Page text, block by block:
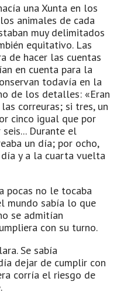
una Xunta en los
animales de cada
muy delimitados
equitativo. Las
de hacer las cuentas
en cuenta para la
todavía en la
de los detalles: «Eran
correuras; si tres, un
cinco igual que por
Durante el
un día; por ocho,
y a la cuarta vuelta
pocas no le tocaba
mundo sabía lo que
se admitían
con su turno.
Se sabía
dejar de cumplir con
corría el riesgo de